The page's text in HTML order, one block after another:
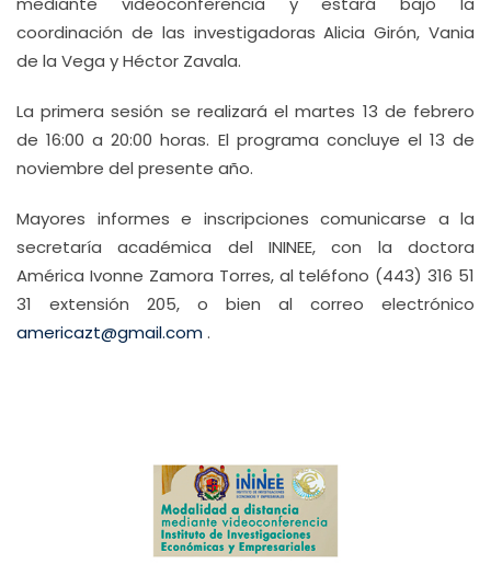
coordinación de las investigadoras Alicia Girón, Vania
de la Vega y Héctor Zavala.
La primera sesión se realizará el martes 13 de febrero
de 16:00 a 20:00 horas. El programa concluye el 13 de
noviembre del presente año.
Mayores informes e inscripciones comunicarse a la
secretaría académica del ININEE, con la doctora
América Ivonne Zamora Torres, al teléfono (443) 316 51
31 extensión 205, o bien al correo electrónico
americazt@gmail.com.